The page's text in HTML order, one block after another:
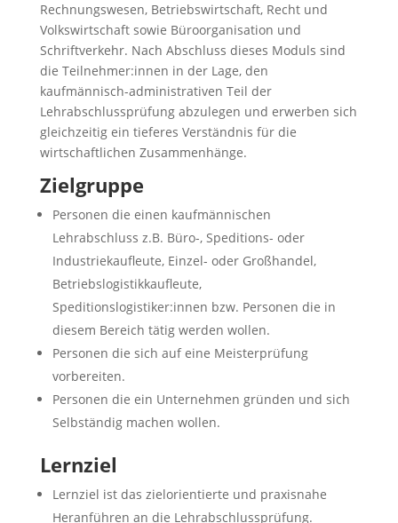
Rechnungswesen, Betriebswirtschaft, Recht und
Volkswirtschaft sowie Büroorganisation und
Schriftverkehr. Nach Abschluss dieses Moduls sind
die Teilnehmer:innen in der Lage, den
kaufmännisch-administrativen Teil der
Lehrabschlussprüfung abzulegen und erwerben sich
gleichzeitig ein tieferes Verständnis für die
wirtschaftlichen Zusammenhänge.
Zielgruppe
Personen die einen kaufmännischen
Lehrabschluss z.B. Büro-, Speditions- oder
Industriekaufleute, Einzel- oder Großhandel,
Betriebslogistikkaufleute,
Speditionslogistiker:innen bzw. Personen die in
diesem Bereich tätig werden wollen.
Personen die sich auf eine Meisterprüfung
vorbereiten.
Personen die ein Unternehmen gründen und sich
Selbständig machen wollen.
Lernziel
Lernziel ist das zielorientierte und praxisnahe
Heranführen an die Lehrabschlussprüfung.